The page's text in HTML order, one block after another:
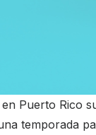
Puerto Rico
temporada